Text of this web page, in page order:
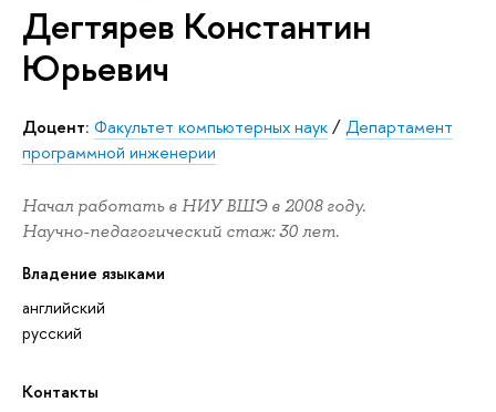
Дегтярев Константин
Юрьевич
Доцент: Факультет компьютерных наук/Департамент
программной инженерии
Начал работать в НИУ ВШЭ в 2008 году.
Научно-педагогический стаж: 30 лет.
Владение языками
английский
русский
Контакты